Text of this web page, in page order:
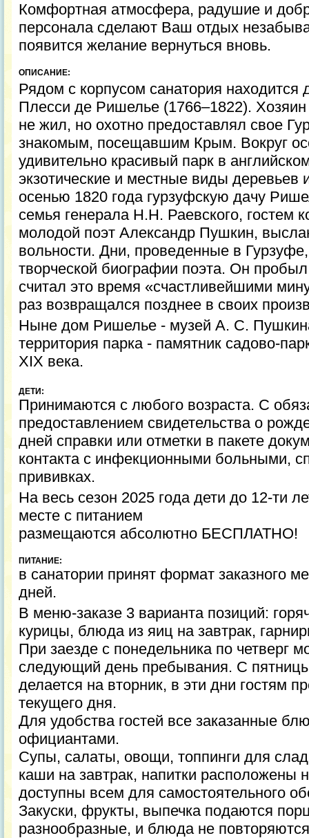
Комфортная атмосфера, радушие и
персонала сделают Ваш отдых
появится желание вернуться вновь.
ОПИСАНИЕ:
Рядом с корпусом санатория
Плесси де Ришелье (1766–1822). Хозяин
не жил, но охотно предоставлял свое
знакомым, посещавшим Крым. Вокруг
удивительно красивый парк в
экзотические и местные виды деревьев
осенью 1820 года гурзуфскую дачу
семья генерала Н.Н. Раевского, гостем
молодой поэт Александр Пушкин,
вольности. Дни, проведенные в
творческой биографии поэта. Он
считал это время «счастливейшими
раз возвращался позднее в своих
Ныне дом Ришелье - музей А. С.
территория парка - памятник садово-
XIX века.
ДЕТИ:
Принимаются c любого возраста. С
предоставлением свидетельства о
дней справки или отметки в пакете
контакта с инфекционными больными,
прививках.
На весь сезон 2025 года дети до 12-ти
месте с питанием
размещаются абсолютно БЕСПЛАТНО!
ПИТАНИЕ:
в санатории принят формат заказного
дней.
В меню-заказе 3 варианта позиций:
курицы, блюда из яиц на завтрак,
При заезде с понедельника по четверг
следующий день пребывания. С
делается на вторник, в эти дни гостям
текущего дня.
Для удобства гостей все заказанные
официантами.
Супы, салаты, овощи, топпинги для
каши на завтрак, напитки расположены
доступны всем для самостоятельного
Закуски, фрукты, выпечка подаются
разнообразные, и блюда не